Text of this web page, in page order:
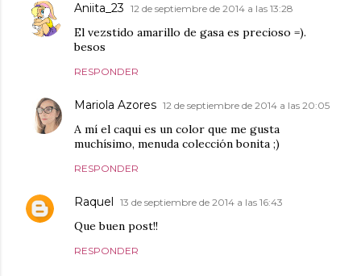
Aniita_23 12 de septiembre de 2014 a las 13:28
El vezstido amarillo de gasa es precioso =).
besos
RESPONDER
Mariola Azores 12 de septiembre de 2014 a las 20:05
A mí el caqui es un color que me gusta
muchísimo, menuda colección bonita ;)
RESPONDER
Raquel 13 de septiembre de 2014 a las 16:43
Que buen post!!
RESPONDER